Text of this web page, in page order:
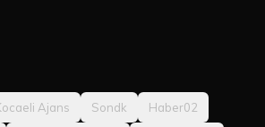
Ajans Sondk Haber02